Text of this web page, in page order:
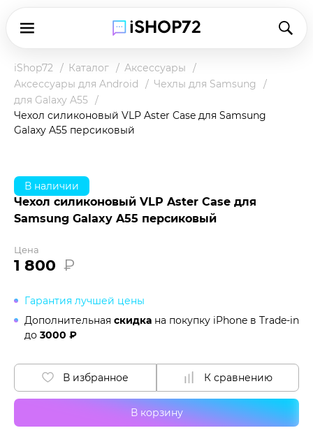
iShop72 Каталог
Аксессуары
Аксессуары для Android
Чехлы для Samsung
для Galaxy A55
Чехол силиконовый VLP Aster Case для Samsung
Galaxy A55 персиковый
В наличии
Чехол силиконовый VLP Aster Case для
Samsung Galaxy A55 персиковый
Цена
1 800 ₽
Гарантия лучшей цены
Дополнительная скидка на покупку iPhone в Trade-in
до 3000 ₽
В корзину
В избранное К сравнению